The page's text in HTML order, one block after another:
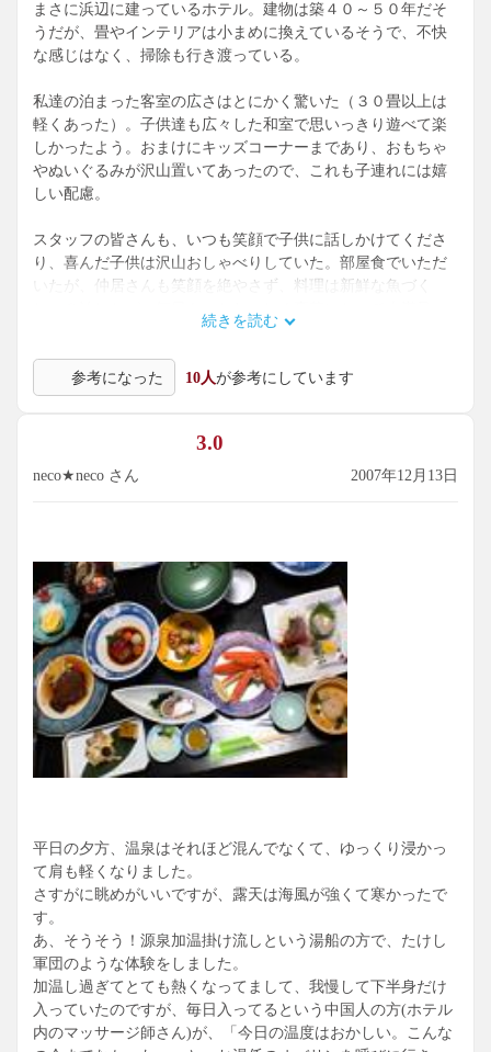
まさに浜辺に建っているホテル。建物は築４０～５０年だそ
うだが、畳やインテリアは小まめに換えているそうで、不快
な感じはなく、掃除も行き渡っている。
私達の泊まった客室の広さはとにかく驚いた（３０畳以上は
軽くあった）。子供達も広々した和室で思いっきり遊べて楽
しかったよう。おまけにキッズコーナーまであり、おもちゃ
やぬいぐるみが沢山置いてあったので、これも子連れには嬉
しい配慮。
スタッフの皆さんも、いつも笑顔で子供に話しかけてくださ
り、喜んだ子供は沢山おしゃべりしていた。部屋食でいただ
いたが、仲居さんも笑顔を絶やさず、料理は新鮮な魚づく
し。３泊したが、毎日もっとおいしく豪華になって大満足。
部屋の水回り、特に内風呂は非常に古く、ドアを開けた瞬
間、「わ、おばあちゃんの時代のお風呂みたい！」と思い、
そのままドアを閉め、２度と開けなかった。洗面所、トイレ
大風呂は海のパノラマで素晴らしい。かもめと波と灯台を眺
少々設備が古い感じは拭えないが、昔のホテルだからこそ味
わえる広々とした空間、笑顔のスタッフ、魚づくしの食事、
そして目の前に打ち寄せる波を楽しめるホテルはなかなか出
会いないと思う。
是非もう一度訪れたいホテルとなった。
続きを読む
参考になった 10人が参考にしています
3.0
neco★neco さん 2007年12月13日
平日の夕方、温泉はそれほど混んでなくて、ゆっくり浸かっ
て肩も軽くなりました。
さすがに眺めがいいですが、露天は海風が強くて寒かったで
す。
あ、そうそう！源泉加温掛け流しという湯船の方で、たけし
軍団のような体験をしました。
加温し過ぎてとても熱くなってまして、我慢して下半身だけ
入っていたのですが、毎日入ってるという中国人の方(ホテル
内のマッサージ師さん)が、「今日の温度はおかしい。こんな